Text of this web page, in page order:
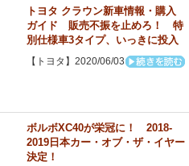
トヨタ クラウン新車情報・購入
ガイド 販売不振を止めろ！ 特
別仕様車3タイプ、いっきに投入
【トヨタ】2020/06/03
ボルボXC40が栄冠に！ 2018-
2019日本カー・オブ・ザ・イヤー
決定！